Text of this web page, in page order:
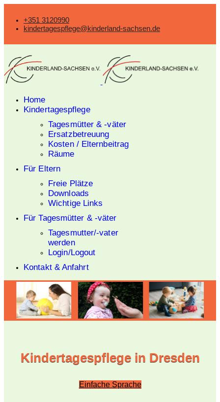
+351 3120990
kindertagespflege@kinderland-sachsen.de
Home
Kindertagespflege
Tagesmütter & -väter
Ersatzbetreuung
Kosten / Elternbeitrag
Räume
Für Eltern
Freie Plätze
Downloads
Wichtige Links
Für Tagesmütter & -väter
Tagesmutter/-vater
werden
Login/Logout
Kontakt & Anfahrt
Kindertagespflege in Dresden
Einfache Sprache